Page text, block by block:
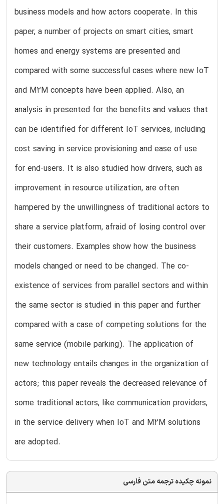
business models and how actors cooperate. In this
paper, a number of projects on smart cities, smart
homes and energy systems are presented and
compared with some successful cases where new IoT
and M2M concepts have been applied. Also, an
analysis in presented for the benefits and values that
can be identified for different IoT services, including
cost saving in service provisioning and ease of use
for end-users. It is also studied how drivers, such as
improvement in resource utilization, are often
hampered by the unwillingness of traditional actors to
share a service platform, afraid of losing control over
their customers. Examples show how the business
models changed or need to be changed. The co-
existence of services from parallel sectors and within
the same sector is studied in this paper and further
compared with a case of competing solutions for the
same service (mobile parking). The application of
new technology entails changes in the organization of
actors; this paper reveals the decreased relevance of
some traditional actors, like communication providers,
in the service delivery when IoT and M2M solutions
are adopted.
نمونه چکیده ترجمه متن فارسی